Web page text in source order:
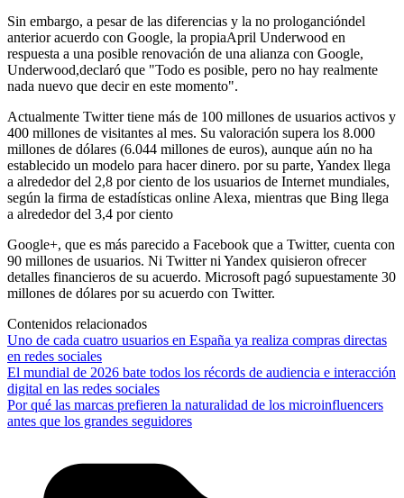
Sin embargo, a pesar de las diferencias y la no prologancióndel
anterior acuerdo con Google, la propiaApril Underwood en
respuesta a una posible renovación de una alianza con Google,
Underwood,declaró que "Todo es posible, pero no hay realmente
nada nuevo que decir en este momento".
Actualmente Twitter tiene más de 100 millones de usuarios activos y
400 millones de visitantes al mes. Su valoración supera los 8.000
millones de dólares (6.044 millones de euros), aunque aún no ha
establecido un modelo para hacer dinero. por su parte, Yandex llega
a alrededor del 2,8 por ciento de los usuarios de Internet mundiales,
según la firma de estadísticas online Alexa, mientras que Bing llega
a alrededor del 3,4 por ciento
Google+, que es más parecido a Facebook que a Twitter, cuenta con
90 millones de usuarios. Ni Twitter ni Yandex quisieron ofrecer
detalles financieros de su acuerdo. Microsoft pagó supuestamente 30
millones de dólares por su acuerdo con Twitter.
Contenidos relacionados
Uno de cada cuatro usuarios en España ya realiza compras directas
en redes sociales
El mundial de 2026 bate todos los récords de audiencia e interacción
digital en las redes sociales
Por qué las marcas prefieren la naturalidad de los microinfluencers
antes que los grandes seguidores